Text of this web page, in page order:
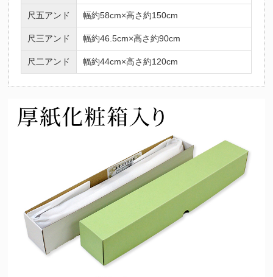
尺五アンド 幅約58cm×高さ約150cm
尺三アンド 幅約46.5cm×高さ約90cm
尺二アンド 幅約44cm×高さ約120cm